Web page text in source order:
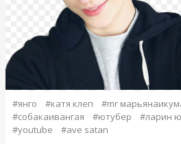
#янго #катя клеп
#mr
#собакаивангая
#ютубер
#ларин
#youtube
#ave satan